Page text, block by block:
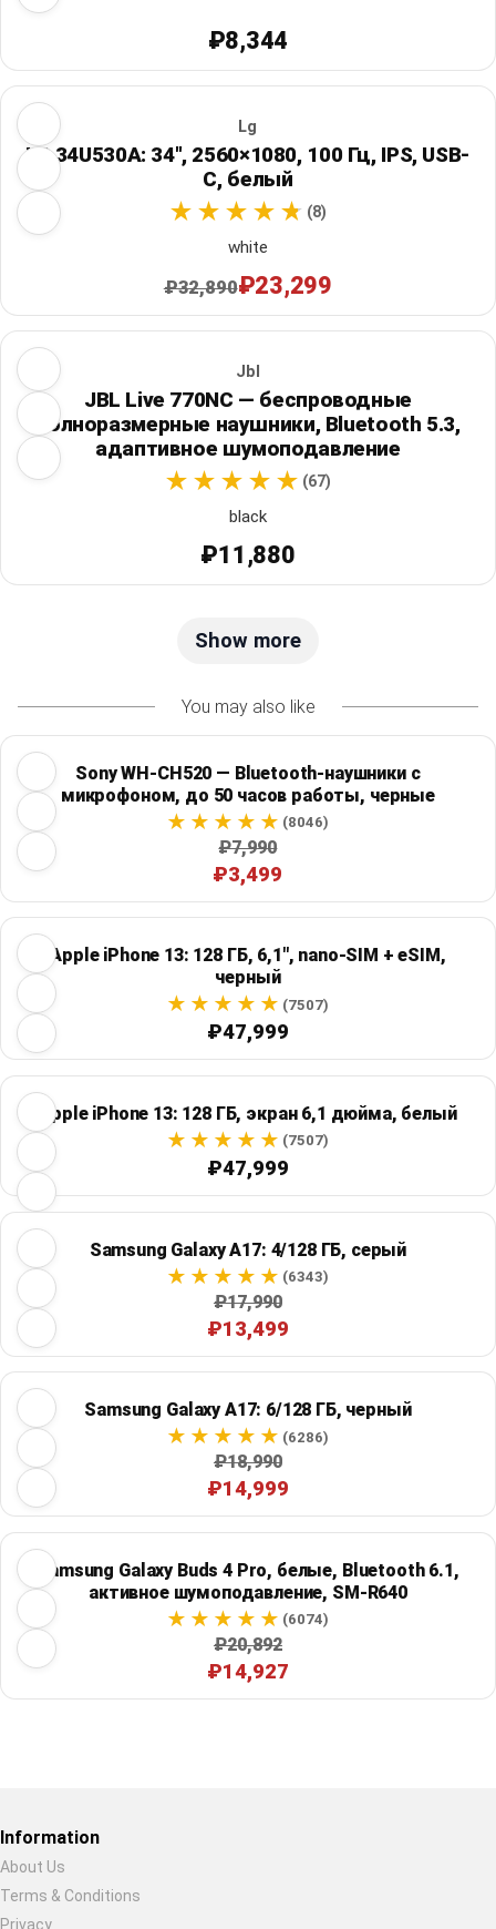
₽8,344
Lg
LG 34U530A: 34", 2560×1080, 100 Гц, IPS, USB-
C, белый
(8)
white
₽32,890₽23,299
Jbl
JBL Live 770NC — беспроводные
полноразмерные наушники, Bluetooth 5.3,
адаптивное шумоподавление
(67)
black
₽11,880
Show more
You may also like
Sony WH-CH520 — Bluetooth-наушники с
микрофоном, до 50 часов работы, черные
(8046)
₽7,990
₽3,499
Apple iPhone 13: 128 ГБ, 6,1", nano-SIM + eSIM,
черный
(7507)
₽47,999
Apple iPhone 13: 128 ГБ, экран 6,1 дюйма, белый
(7507)
₽47,999
Samsung Galaxy A17: 4/128 ГБ, серый
(6343)
₽17,990
₽13,499
Samsung Galaxy A17: 6/128 ГБ, черный
(6286)
₽18,990
₽14,999
Samsung Galaxy Buds 4 Pro, белые, Bluetooth 6.1,
активное шумоподавление, SM-R640
(6074)
₽20,892
₽14,927
Information
About Us
Terms & Conditions
Privacy